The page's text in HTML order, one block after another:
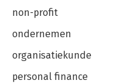
non-profit
ondernemen
organisatiekunde
personal finance